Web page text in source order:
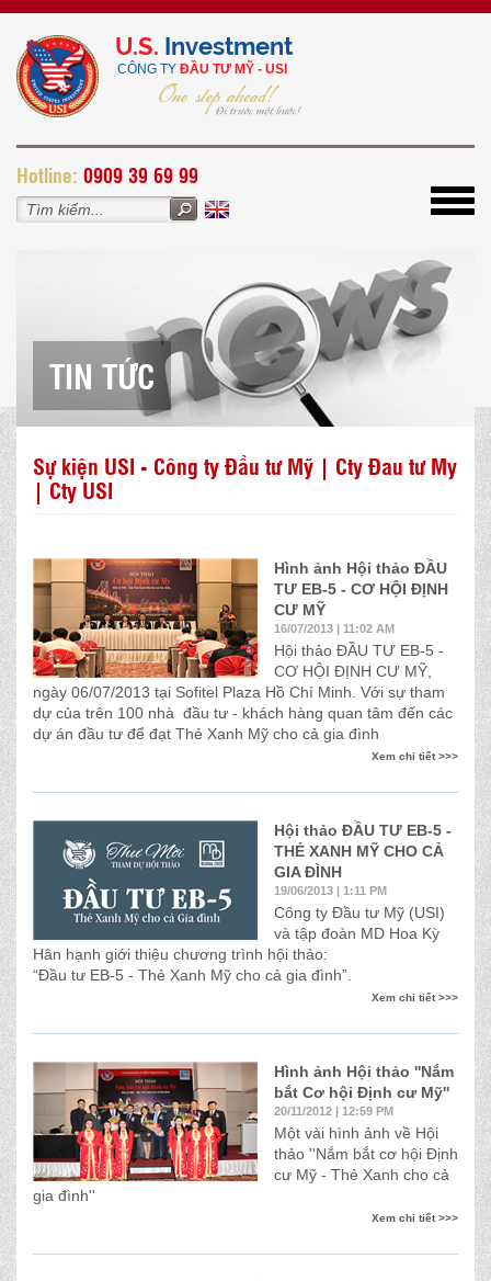
U.S. Investment
CÔNG TY ĐẦU TƯ MỸ - USI
Hotline: 0909 39 69 99
TIN TỨC
Sự kiện USI - Công ty Đầu tư Mỹ | Cty Đau tư My
| Cty USI
Hình ảnh Hội thảo ĐẦU
TƯ EB-5 - CƠ HỘI ĐỊNH
CƯ MỸ
16/07/2013 | 11:02 AM
Hội thảo ĐẦU TƯ EB-5 -
CƠ HỘI ĐỊNH CƯ MỸ,
ngày 06/07/2013 tại Sofitel Plaza Hồ Chí Minh. Với sự tham
dự của trên 100 nhà đầu tư - khách hàng quan tâm đến các
dự án đầu tư để đạt Thẻ Xanh Mỹ cho cả gia đình
Xem chi tiết >>>
Hội thảo ĐẦU TƯ EB-5 -
THẺ XANH MỸ CHO CẢ
GIA ĐÌNH
19/06/2013 | 1:11 PM
Công ty Đầu tư Mỹ (USI)
và tập đoàn MD Hoa Kỳ
Hân hạnh giới thiệu chương trình hội thảo:
“Đầu tư EB-5 - Thẻ Xanh Mỹ cho cả gia đình”.
Xem chi tiết >>>
Hình ảnh Hội thảo ''Nắm
bắt Cơ hội Định cư Mỹ''
20/11/2012 | 12:59 PM
Một vài hình ảnh về Hội
thảo ''Nắm bắt cơ hội Định
cư Mỹ - Thẻ Xanh cho cả
gia đình''
Xem chi tiết >>>